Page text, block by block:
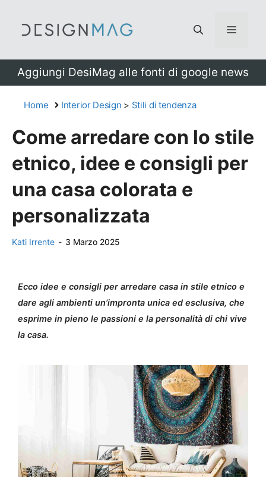
Menu
Aggiungi DesiMag alle fonti di google news
Home Interior Design > Stili di tendenza
Come arredare con lo stile
etnico, idee e consigli per
una casa colorata e
personalizzata
Kati Irrente - 3 Marzo 2025
Ecco idee e consigli per arredare casa in stile etnico e
dare agli ambienti un’impronta unica ed esclusiva, che
esprime in pieno le passioni e la personalità di chi vive
la casa.